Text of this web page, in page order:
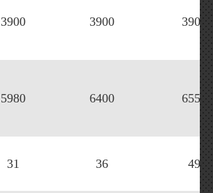
3900 3900 3900
5980 6400 6550
31 36 49